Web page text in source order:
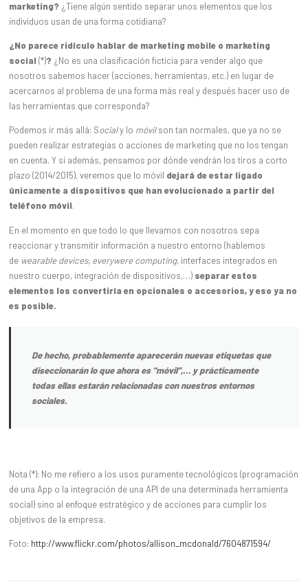
marketing? ¿Tiene algún sentido separar unos elementos que los
individuos usan de una forma cotidiana?
¿No parece ridículo hablar de marketing mobile o marketing
social(*)? ¿No es una clasificación ficticia para vender algo que
nosotros sabemos hacer (acciones, herramientas, etc.) en lugar de
acercarnos al problema de una forma más real y después hacer uso de
las herramientas que corresponda?
Podemos ir más allá: Socialy lo móvilson tan normales, que ya no se
pueden realizar estrategias o acciones de marketing que no los tengan
en cuenta. Y si además, pensamos por dónde vendrán los tiros a corto
plazo (2014/2015), veremos que lo móvil dejará de estar ligado
únicamente a dispositivos que han evolucionado a partir del
teléfono móvil.
En el momento en que todo lo que llevamos con nosotros sepa
reaccionar y transmitir información a nuestro entorno (hablemos
de wearable devices, everywere computing, interfaces integrados en
nuestro cuerpo, integración de dispositivos,…) separar estos
elementos los convertiría en opcionales o accesorios, y eso ya no
es posible.
De hecho, probablemente aparecerán nuevas etiquetas que
diseccionarán lo que ahora es “móvil”,… y prácticamente
todas ellas estarán relacionadas con nuestros entornos
sociales.
Nota (*): No me refiero a los usos puramente tecnológicos (programación
de una App o la integración de una API de una determinada herramienta
social) sino al enfoque estratégico y de acciones para cumplir los
objetivos de la empresa.
Foto: http://www.flickr.com/photos/allison_mcdonald/7604871594/